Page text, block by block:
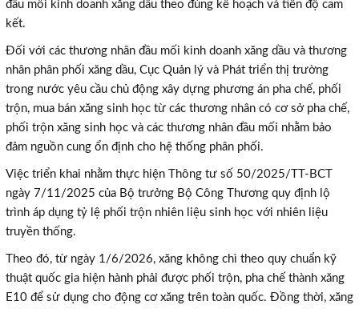
đầu mối kinh doanh xăng dầu theo đúng kế hoạch và tiến độ cam
kết.
Đối với các thương nhân đầu mối kinh doanh xăng dầu và thương
nhân phân phối xăng dầu, Cục Quản lý và Phát triển thị trường
trong nước yêu cầu chủ động xây dựng phương án pha chế, phối
trộn, mua bán xăng sinh học từ các thương nhân có cơ sở pha chế,
phối trộn xăng sinh học và các thương nhân đầu mối nhằm bảo
đảm nguồn cung ổn định cho hệ thống phân phối.
Việc triển khai nhằm thực hiện Thông tư số 50/2025/TT-BCT
ngày 7/11/2025 của Bộ trưởng Bộ Công Thương quy định lộ
trình áp dụng tỷ lệ phối trộn nhiên liệu sinh học với nhiên liệu
truyền thống.
Theo đó, từ ngày 1/6/2026, xăng không chì theo quy chuẩn kỹ
thuật quốc gia hiện hành phải được phối trộn, pha chế thành xăng
E10 để sử dụng cho động cơ xăng trên toàn quốc. Đồng thời, xăng